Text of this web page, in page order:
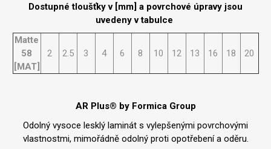
Dostupné tloušťky v [mm] a povrchové úpravy jsou
uvedeny v tabulce
Matte
58
[MAT]
2 2.5 3 4 6 8 10 12 13 16 18 20
AR Plus® by Formica Group
Odolný vysoce lesklý laminát s vylepšenými povrchovými
vlastnostmi, mimořádně odolný proti opotřebení a oděru.